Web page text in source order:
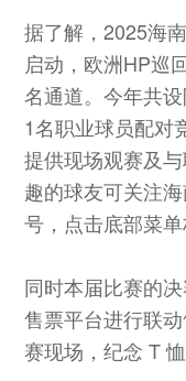
据了解，2025海
启动，欧洲HP巡
名通道。今年共
1名职业球员配对
提供现场观赛及
趣的球友可关注
号，点击底部菜单
同时本届比赛的
售票平台进行联
赛现场，纪念 T